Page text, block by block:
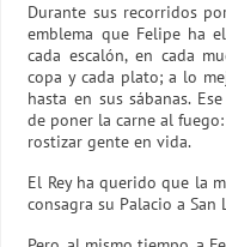
Durante sus recorridos
emblema que Felipe ha
cada escalón, en cada
copa y cada plato; a lo
hasta en sus sábanas.
de poner la carne al
rostizar gente en vida.
El Rey ha querido que la
consagra su Palacio a